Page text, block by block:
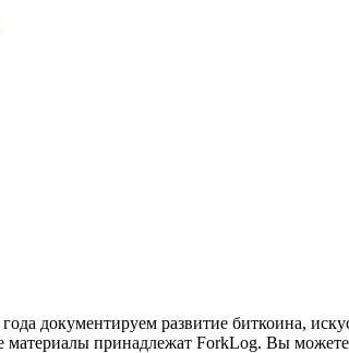
документируем развитие биткоина,
материалы принадлежат ForkLog. Вы